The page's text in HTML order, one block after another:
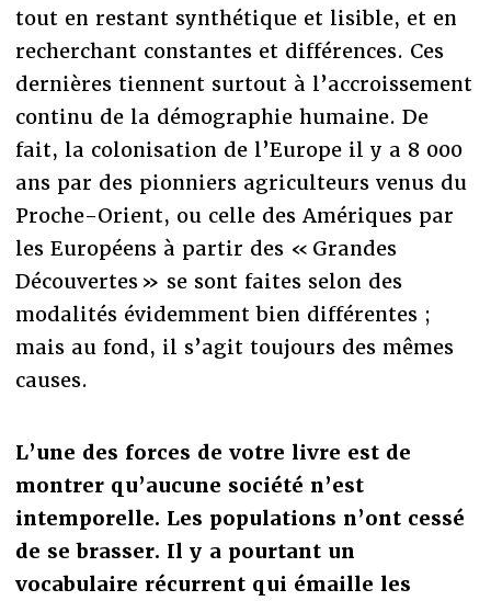
tout en restant synthétique et lisible, et en
recherchant constantes et différences. Ces
dernières tiennent surtout à l’accroissement
continu de la démographie humaine. De
fait, la colonisation de l’Europe il y a 8 000
ans par des pionniers agriculteurs venus du
Proche-Orient, ou celle des Amériques par
les Européens à partir des « Grandes
Découvertes » se sont faites selon des
modalités évidemment bien différentes ;
mais au fond, il s’agit toujours des mêmes
causes.
L’une des forces de votre livre est de
montrer qu’aucune société n’est
intemporelle. Les populations n’ont cessé
de se brasser. Il y a pourtant un
vocabulaire récurrent qui émaille les